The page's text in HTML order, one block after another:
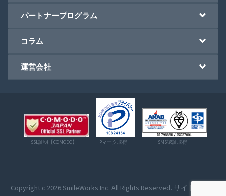
パートナープログラム
コラム
運営会社
SSL証明【COMODO】 Pマーク取得 ISMS認証取得
Copyright c 2026SmileWorks Inc. All Rights Reserved. サイトマップ